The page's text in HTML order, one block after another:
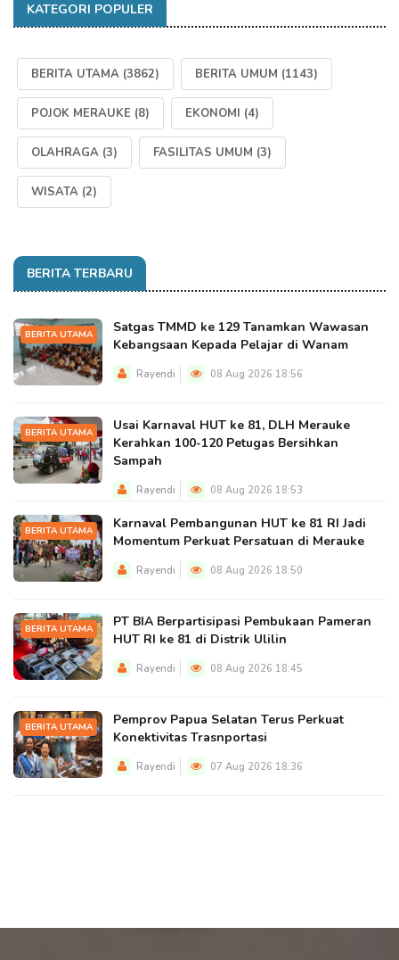
KATEGORI POPULER
BERITA UTAMA (3862) BERITA UMUM (1143)
POJOK MERAUKE (8) EKONOMI (4)
OLAHRAGA (3) FASILITAS UMUM (3)
WISATA (2)
BERITA TERBARU
BERITA UTAMA
Satgas TMMD ke 129 Tanamkan Wawasan
Kebangsaan Kepada Pelajar di Wanam
Rayendi 08 Aug 2026 18:56
BERITA UTAMA
Usai Karnaval HUT ke 81, DLH Merauke
Kerahkan 100-120 Petugas Bersihkan
Sampah
Rayendi 08 Aug 2026 18:53
BERITA UTAMA
Karnaval Pembangunan HUT ke 81 RI Jadi
Momentum Perkuat Persatuan di Merauke
Rayendi 08 Aug 2026 18:50
BERITA UTAMA
PT BIA Berpartisipasi Pembukaan Pameran
HUT RI ke 81 di Distrik Ulilin
Rayendi 08 Aug 2026 18:45
BERITA UTAMA
Pemprov Papua Selatan Terus Perkuat
Konektivitas Trasnportasi
Rayendi 07 Aug 2026 18:36